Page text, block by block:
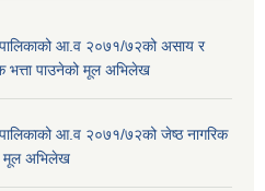
आ.व २०७१/७२को असाय र
भत्ता पाउनेको मूल अभिलेख
आ.व २०७१/७२को जेष्ठ नागरिक
मूल अभिलेख